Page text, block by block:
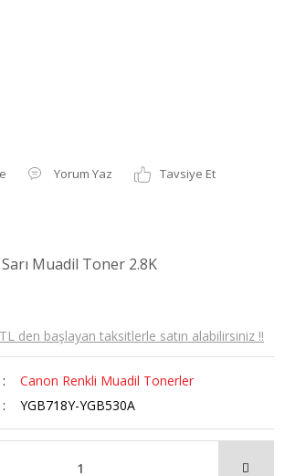
Yorum Yaz
Tavsiye Et
Muadil Toner 2.8K
den başlayan taksitlerle satın alabilirsiniz !!
Canon Renkli Muadil Tonerler
YGB718Y-YGB530A